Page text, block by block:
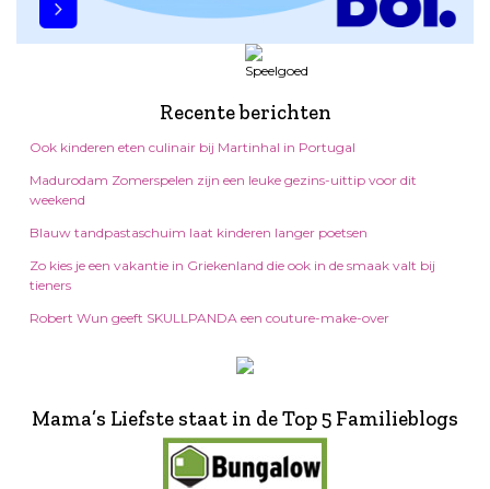
Recente berichten
Ook kinderen eten culinair bij Martinhal in Portugal
Madurodam Zomerspelen zijn een leuke gezins-uittip voor dit
weekend
Blauw tandpastaschuim laat kinderen langer poetsen
Zo kies je een vakantie in Griekenland die ook in de smaak valt bij
tieners
Robert Wun geeft SKULLPANDA een couture-make-over
Mama’s Liefste staat in de Top 5 Familieblogs